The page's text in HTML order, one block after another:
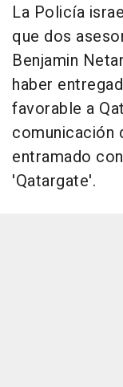
La Policía
que dos
Benjamin
haber
favorable a
comunicación
entramado
'Qatargate'.